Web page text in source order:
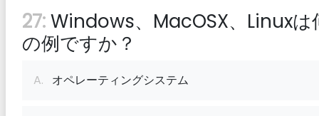
27:Windows、MacOSX、Linuxは
の例ですか？
A. オペレーティングシステム